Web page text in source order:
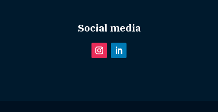
Social media